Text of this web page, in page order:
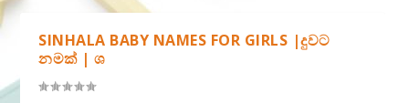
SINHALA BABY NAMES FOR GIRLS |දුවට
නමක් | ශ